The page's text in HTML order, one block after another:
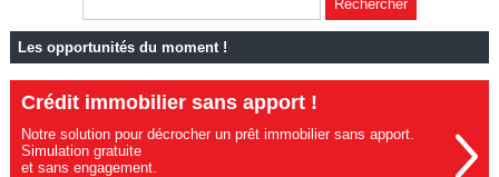
Les opportunités du moment !
Crédit immobilier sans apport !
Notre solution pour décrocher un prêt immobilier sans apport.
Simulation gratuite
et sans engagement.